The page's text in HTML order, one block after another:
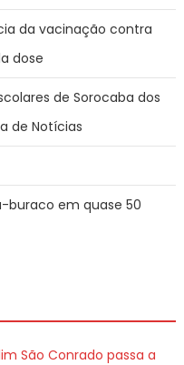
da vacinação contra
dose
de Sorocaba dos
de Notícias
buraco em quase 50
São Conrado passa a